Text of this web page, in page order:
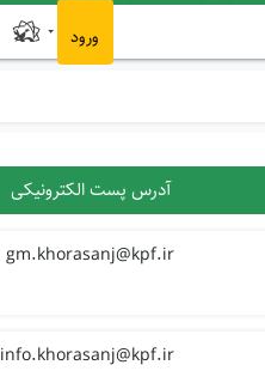
ورود
آدرس پست الکترونیکی
gm.khorasanj@kpf.ir
info.khorasanj@kpf.ir